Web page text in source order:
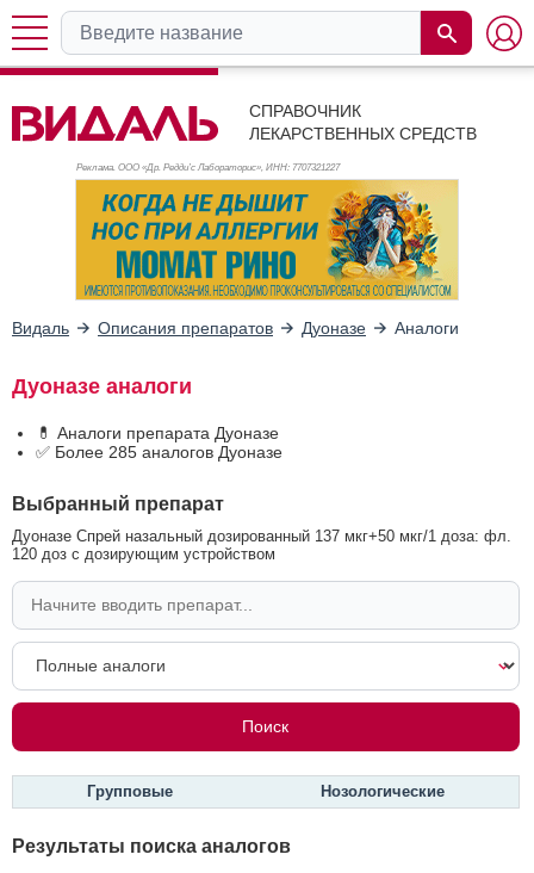
СПРАВОЧНИК
ЛЕКАРСТВЕННЫХ СРЕДСТВ
Реклама. ООО «Др. Редди’с Лабораторис», ИНН: 7707321227
Видаль Описания препаратов Дуоназе Аналоги
Дуоназе аналоги
💊 Аналоги препарата Дуоназе
✅ Более 285 аналогов Дуоназе
Выбранный препарат
Дуоназе Спрей назальный дозированный 137 мкг+50 мкг/1 доза: фл.
120 доз с дозирующим устройством
Групповые Нозологические
Результаты поиска аналогов